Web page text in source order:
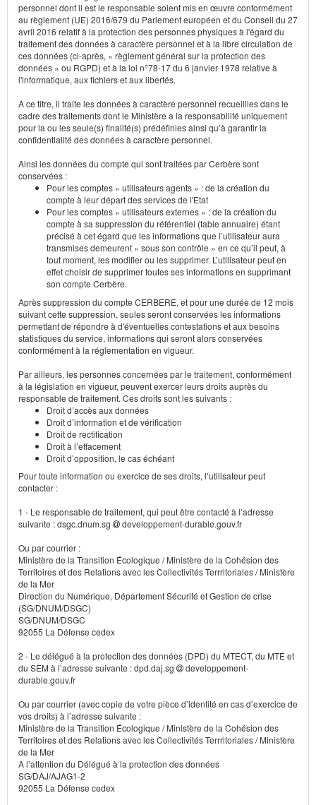
personnel dont il est le responsable soient mis en œuvre conformément
au règlement (UE) 2016/679 du Parlement européen et du Conseil du 27
avril 2016 relatif à la protection des personnes physiques à l'égard du
traitement des données à caractère personnel et à la libre circulation de
ces données (ci-après, « règlement général sur la protection des
données » ou RGPD) et à la loi n°78-17 du 6 janvier 1978 relative à
l'informatique, aux fichiers et aux libertés.
A ce titre, il traite les données à caractère personnel recueillies dans le
cadre des traitements dont le Ministère a la responsabilité uniquement
pour la ou les seule(s) finalité(s) prédéfinies ainsi qu’à garantir la
confidentialité des données à caractère personnel.
Ainsi les données du compte qui sont traitées par Cerbère sont
conservées :
Pour les comptes « utilisateurs agents » : de la création du
compte à leur départ des services de l'Etat
Pour les comptes « utilisateurs externes » : de la création du
compte à sa suppression du référentiel (table annuaire) étant
précisé à cet égard que les informations que l’utilisateur aura
transmises demeurent « sous son contrôle » en ce qu’il peut, à
tout moment, les modifier ou les supprimer. L’utilisateur peut en
effet choisir de supprimer toutes ses informations en supprimant
son compte Cerbère.
Après suppression du compte CERBERE, et pour une durée de 12 mois
suivant cette suppression, seules seront conservées les informations
permettant de répondre à d'éventuelles contestations et aux besoins
statistiques du service, informations qui seront alors conservées
conformément à la réglementation en vigueur.
Par ailleurs, les personnes concernées par le traitement, conformément
à la législation en vigueur, peuvent exercer leurs droits auprès du
responsable de traitement. Ces droits sont les suivants :
Droit d’accès aux données
Droit d’information et de vérification
Droit de rectification
Droit à l’effacement
Droit d’opposition, le cas échéant
Pour toute information ou exercice de ses droits, l’utilisateur peut
contacter :
1 - Le responsable de traitement, qui peut être contacté à l’adresse
suivante : dsgc.dnum.sg
developpement-durable.gouv.fr
Ou par courrier :
Ministère de la Transition Écologique / Ministère de la Cohésion des
Territoires et des Relations avec les Collectivités Terrritoriales / Ministère
de la Mer
Direction du Numérique, Département Sécurité et Gestion de crise
(SG/DNUM/DSGC)
SG/DNUM/DSGC
92055 La Défense cedex
2 - Le délégué à la protection des données (DPD) du MTECT, du MTE et
du SEM à l’adresse suivante : dpd.daj.sg
developpement-
durable.gouv.fr
Ou par courrier (avec copie de votre pièce d’identité en cas d’exercice de
vos droits) à l’adresse suivante :
Ministère de la Transition Écologique / Ministère de la Cohésion des
Territoires et des Relations avec les Collectivités Terrritoriales / Ministère
de la Mer
A l’attention du Délégué à la protection des données
SG/DAJ/AJAG1-2
92055 La Défense cedex